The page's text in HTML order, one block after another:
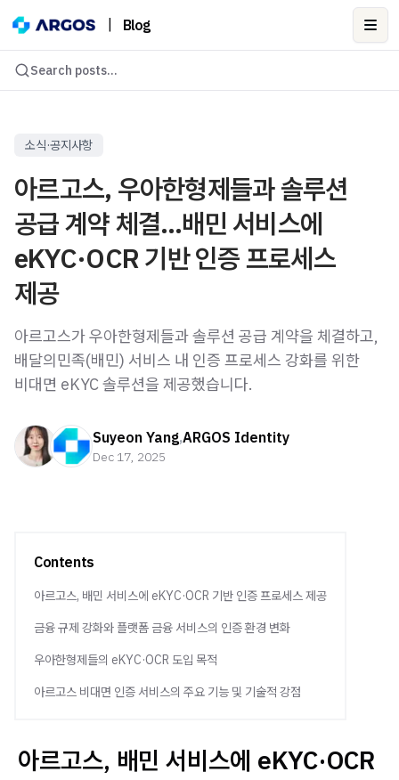
Blog
Search posts...
소식·공지사항
아르고스, 우아한형제들과 솔루션
공급 계약 체결…배민 서비스에
eKYC·OCR 기반 인증 프로세스
제공
아르고스가 우아한형제들과 솔루션 공급 계약을 체결하고,
배달의민족(배민) 서비스 내 인증 프로세스 강화를 위한
비대면 eKYC 솔루션을 제공했습니다.
Suyeon Yang,ARGOS Identity
Dec 17, 2025
Contents
아르고스, 배민 서비스에 eKYC·OCR 기반 인증 프로세스 제공
금융 규제 강화와 플랫폼 금융 서비스의 인증 환경 변화
우아한형제들의 eKYC·OCR 도입 목적
아르고스 비대면 인증 서비스의 주요 기능 및 기술적 강점
아르고스, 배민 서비스에 eKYC·OCR